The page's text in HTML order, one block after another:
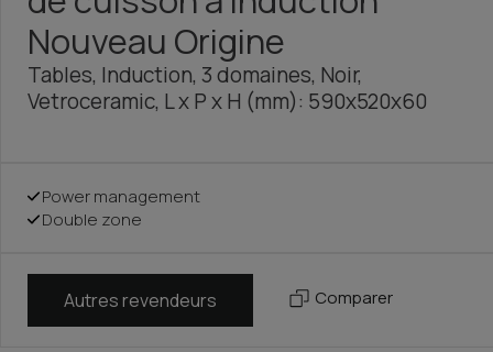
Nouveau Origine
Tables, Induction, 3 domaines, Noir,
Vetroceramic, L x P x H (mm): 590x520x60
Power management
Double zone
Autres revendeurs Comparer